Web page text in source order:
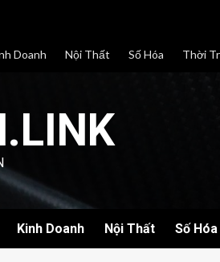
Doanh Nội Thất Số Hóa Thời
Kinh Doanh Nội Thất Số Hóa